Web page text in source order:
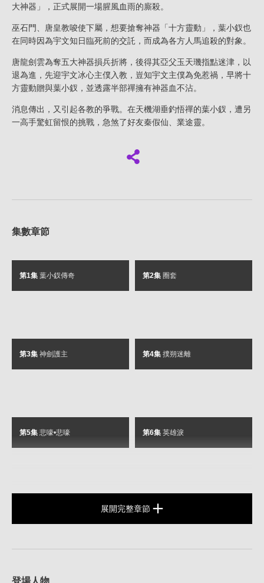
大神器」，正式展開一場腥風血雨的廝殺。
巫石門、唐皇教唆使下屬，想要搶奪神器「十方靈動」， 葉小釵也
在同時因為宇文知日臨死前的交託，而成為各方人馬追殺的對象。
唐龍劍雲為奪五大神器損兵折將，後得其亞父玉天璣指點迷津，以
退為進，先迎宇文冰心主僕入教，豈知宇文主僕為免惹禍，早將十
方靈動贈與葉小釵 ，並透露半部禪擁有神器血不沾。
消息傳出，又引起各教的爭戰。在天機湖垂釣悟禪的葉小釵 ，遭另
一高手驚虹留恨的挑戰，急煞了好友秦假仙、 業途靈。
集數章節
第1集 葉小釵傳奇 第2集 圈套
第3集 神劍護主 第4集 撲朔迷離
第5集 悲嚎•悲嚎 第6集 英雄淚
展開完整章節
登場人物